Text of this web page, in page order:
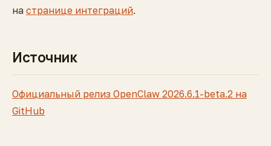
на странице интеграций.
Источник
Официальный релиз OpenClaw 2026.6.1-beta.2 на
GitHub